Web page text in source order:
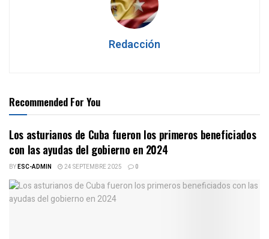
Redacción
Recommended For You
Los asturianos de Cuba fueron los primeros beneficiados
con las ayudas del gobierno en 2024
BYESC-ADMIN 24 SEPTEMBRE 2025 0